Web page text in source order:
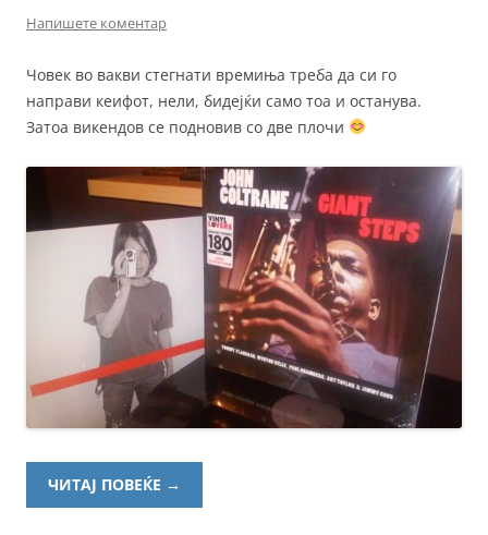
Напишете коментар
Човек во вакви стегнати времиња треба да си го
направи кеифот, нели, бидејќи само тоа и останува.
Затоа викендов се подновив со две плочи
ЧИТАЈ ПОВЕЌЕ →